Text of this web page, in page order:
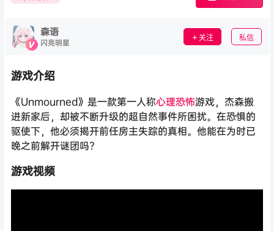
森语
闪亮明星 关注 私信
游戏介绍
《Unmourned》是一款第一人称心理恐怖游戏，杰森搬
进新家后，却被不断升级的超自然事件所困扰。在恐惧的
驱使下，他必须揭开前任房主失踪的真相。他能在为时已
晚之前解开谜团吗？
游戏视频